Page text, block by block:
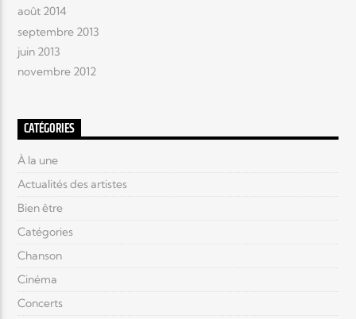
août 2014
septembre 2013
juin 2013
novembre 2012
CATÉGORIES
À la une
Actualités des artistes
Bien être
Catégories
Chanson
Cinéma
Concerts